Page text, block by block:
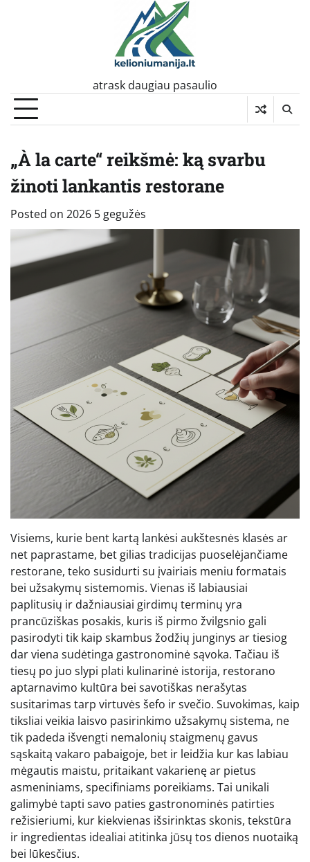
atrask daugiau pasaulio
„À la carte“ reikšmė: ką svarbu
žinoti lankantis restorane
Posted on 2026 5 gegužės
Visiems, kurie bent kartą lankėsi aukštesnės klasės ar
net paprastame, bet gilias tradicijas puoselėjančiame
restorane, teko susidurti su įvairiais meniu formatais
bei užsakymų sistemomis. Vienas iš labiausiai
paplitusių ir dažniausiai girdimų terminų yra
prancūziškas posakis, kuris iš pirmo žvilgsnio gali
pasirodyti tik kaip skambus žodžių junginys ar tiesiog
dar viena sudėtinga gastronominė sąvoka. Tačiau iš
tiesų po juo slypi plati kulinarinė istorija, restorano
aptarnavimo kultūra bei savotiškas nerašytas
susitarimas tarp virtuvės šefo ir svečio. Suvokimas, kaip
tiksliai veikia laisvo pasirinkimo užsakymų sistema, ne
tik padeda išvengti nemalonių staigmenų gavus
sąskaitą vakaro pabaigoje, bet ir leidžia kur kas labiau
mėgautis maistu, pritaikant vakarienę ar pietus
asmeniniams, specifiniams poreikiams. Tai unikali
galimybė tapti savo paties gastronominės patirties
režisieriumi, kur kiekvienas išsirinktas skonis, tekstūra
ir ingredientas idealiai atitinka jūsų tos dienos nuotaiką
bei lūkesčius.